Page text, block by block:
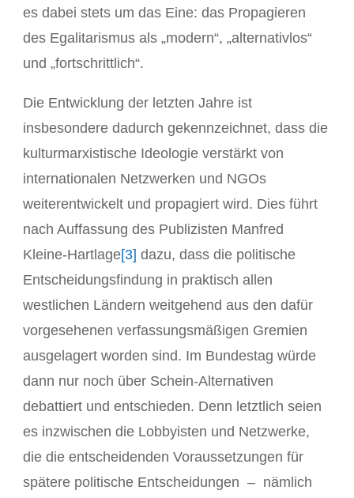
es dabei stets um das Eine: das Propagieren
des Egalitarismus als „modern“, „alternativlos“
und „fortschrittlich“.
Die Entwicklung der letzten Jahre ist
insbesondere dadurch gekennzeichnet, dass die
kulturmarxistische Ideologie verstärkt von
internationalen Netzwerken und NGOs
weiterentwickelt und propagiert wird. Dies führt
nach Auffassung des Publizisten Manfred
Kleine-Hartlage[3] dazu, dass die politische
Entscheidungsfindung in praktisch allen
westlichen Ländern weitgehend aus den dafür
vorgesehenen verfassungsmäßigen Gremien
ausgelagert worden sind. Im Bundestag würde
dann nur noch über Schein-Alternativen
debattiert und entschieden. Denn letztlich seien
es inzwischen die Lobbyisten und Netzwerke,
die die entscheidenden Voraussetzungen für
spätere politische Entscheidungen – nämlich